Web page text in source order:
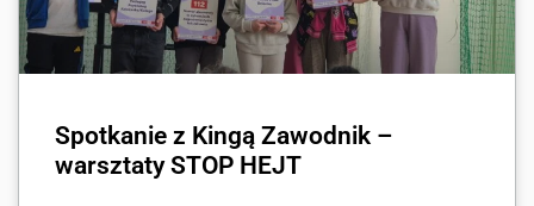
Spotkanie z Kingą Zawodnik –
warsztaty STOP HEJT